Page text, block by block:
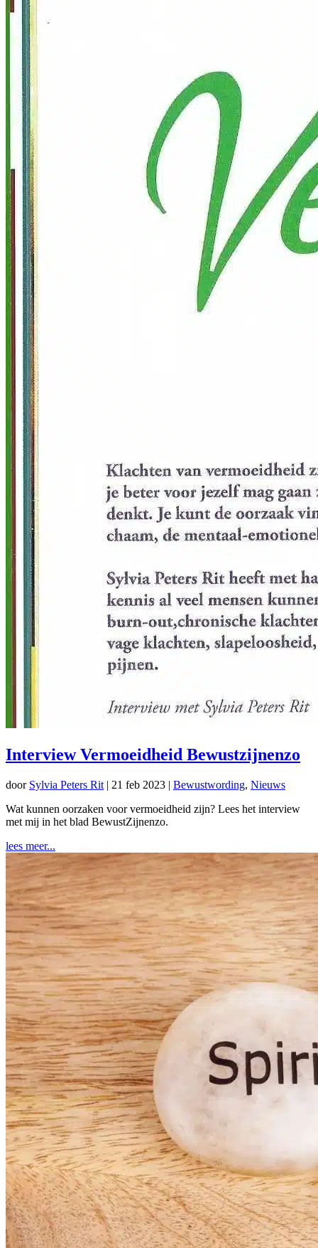
Interview Vermoeidheid Bewustzijnenzo
door Sylvia Peters Rit | 21 feb 2023 | Bewustwording, Nieuws
Wat kunnen oorzaken voor vermoeidheid zijn? Lees het interview
met mij in het blad BewustZijnenzo.
lees meer...